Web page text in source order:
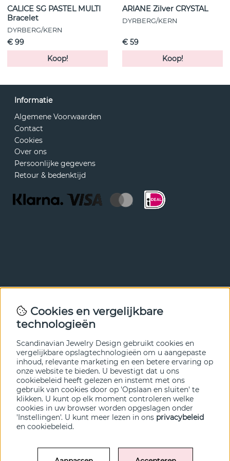
CALICE SG PASTEL MULTI
Bracelet
DYRBERG/KERN
€ 99
Koop!
ARIANE Zilver CRYSTAL
DYRBERG/KERN
€ 59
Koop!
Informatie
Algemene Voorwaarden
Contact
Cookies
Over ons
Persoonlijke gegevens
Retour & bedenktijd
Met onze nieuwsbrief ben je als eerste op de hoogte van
nieuws en aanbiedingen. Meld je hieronder aan.
VERZENDEN
Cookies en vergelijkbare
technologieën
Scandinavian Jewelry Design gebruikt cookies en
vergelijkbare opslagtechnologieën om u aangepaste
inhoud, relevante marketing en een betere ervaring op
onze website te bieden. U bevestigt dat u ons
cookiebeleid heeft gelezen en instemt met ons
gebruik van cookies door op 'Opslaan en sluiten' te
klikken. U kunt op elk moment controleren welke
cookies in uw browser worden opgeslagen onder
'Instellingen'. U kunt meer lezen in ons privacybeleid
en cookiebeleid.